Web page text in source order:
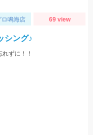
ロ鳴海店 69 view
シング♪
ずに！！